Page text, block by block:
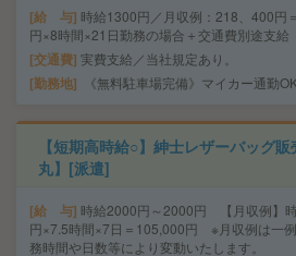
給 与 時給1300円／月収例：218、400円
円×8時間×21日勤務の場合＋交通費別途支給
交通費 実費支給／当社規定あり。
勤務地 《無料駐車場完備》マイカー通勤OK
【短期高時給○】紳士レザーバッグ
丸】[派遣]
給 与 時給2000円～2000円 【月収例】
円×7.5時間×7日＝105,000円 ※月収例は一
務時間や日数等により変動いたします。